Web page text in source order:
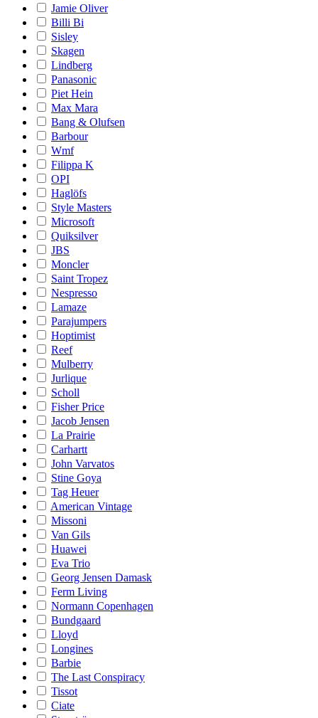
Jamie Oliver
Billi Bi
Sisley
Skagen
Lindberg
Panasonic
Piet Hein
Max Mara
Bang & Olufsen
Barbour
Wmf
Filippa K
OPI
Haglöfs
Style Masters
Microsoft
Quiksilver
JBS
Moncler
Saint Tropez
Nespresso
Lamaze
Parajumpers
Hoptimist
Reef
Mulberry
Jurlique
Scholl
Fisher Price
Jacob Jensen
La Prairie
Carhartt
John Varvatos
Stine Goya
Tag Heuer
American Vintage
Missoni
Van Gils
Huawei
Eva Trio
Georg Jensen Damask
Ferm Living
Normann Copenhagen
Bundgaard
Lloyd
Longines
Barbie
The Last Conspiracy
Tissot
Ciate